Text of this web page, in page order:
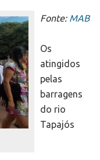
Fonte: MAB
Os
atingidos
pelas
barragens
do rio
Tapajós